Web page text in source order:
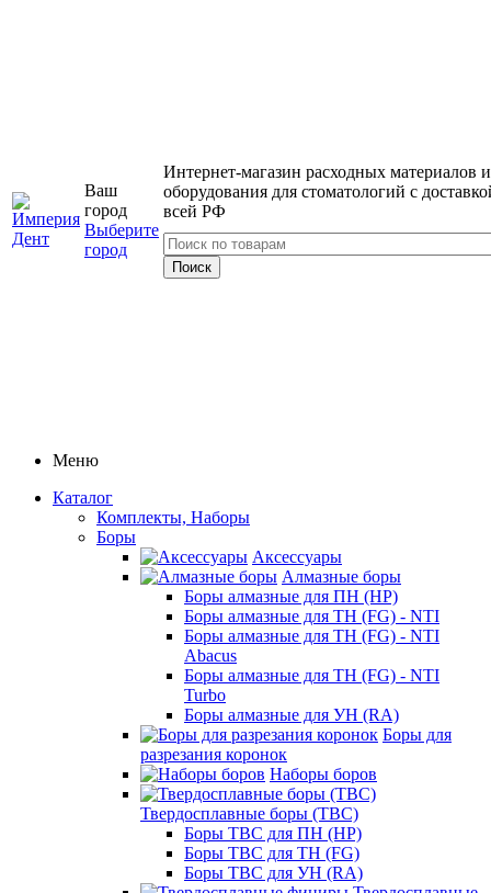
Ваш
город
Выберите
город
Интернет-магазин расходных материалов и
оборудования для стоматологий с
всей РФ
Меню
Каталог
Комплекты, Наборы
Боры
Аксессуары
Алмазные боры
Боры алмазные для ПН (HP)
Боры алмазные для ТН (FG) - NTI
Боры алмазные для ТН (FG) - NTI
Abacus
Боры алмазные для ТН (FG) - NTI
Turbo
Боры алмазные для УН (RA)
Боры для
разрезания коронок
Наборы боров
Твердосплавные боры (ТВС)
Боры ТВС для ПН (HP)
Боры ТВС для ТН (FG)
Боры ТВС для УН (RA)